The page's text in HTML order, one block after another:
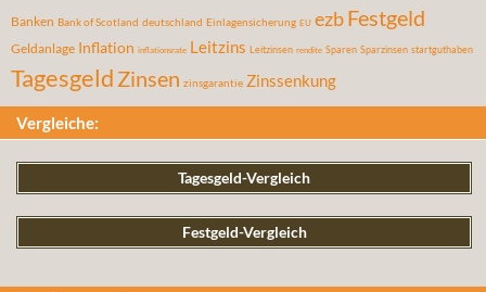
Banken Bank of Scotland deutschland Einlagensicherung EU ezbFestgeld
Geldanlage Inflation inflationsrate Leitzins Leitzinsen rendite Sparen Sparzinsen startguthaben
Tagesgeld Zinsen zinsgarantie Zinssenkung
Vergleiche:
Tagesgeld-Vergleich
Festgeld-Vergleich